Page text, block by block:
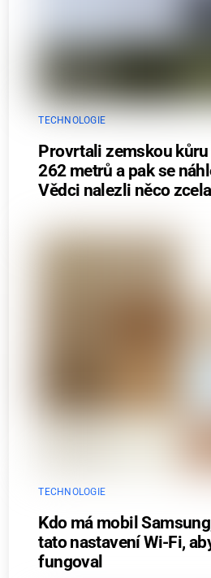
TECHNOLOGIE
Provrtali zemskou
262 metrů a pak se
Vědci nalezli něco
TECHNOLOGIE
Kdo má mobil
tato nastavení Wi-Fi,
fungoval